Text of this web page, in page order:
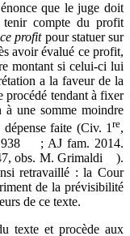
que le juge doit
compte du profit
profitpour statuer sur
avoir évalué ce profit,
montant si celui-ci lui
a la faveur de la
procédé tendant à fixer
à une somme moindre
faite (Civ. 1re,
; AJ fam. 2014.
obs. M. Grimaldi
).
retravaillé : la Cour
de la prévisibilité
de ce texte.
texte et procède aux